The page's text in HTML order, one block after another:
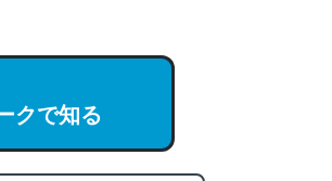
ないので貴重な良記事。/続編来た
entry/2023/03/27
界についての考察（１） - conceptualization
クで知る